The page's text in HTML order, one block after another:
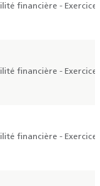
financière - Exercice
financière - Exercice
financière - Exercice